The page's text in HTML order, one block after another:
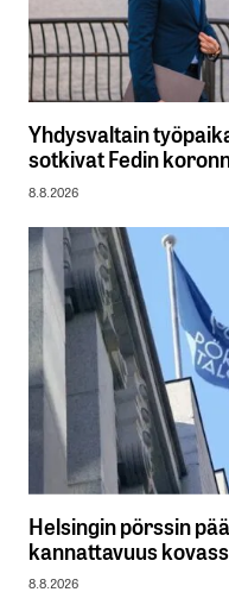
Yhdysvaltain
sotkivat Fedin
8.8.2026
Helsingin pörssin
kannattavuus
8.8.2026